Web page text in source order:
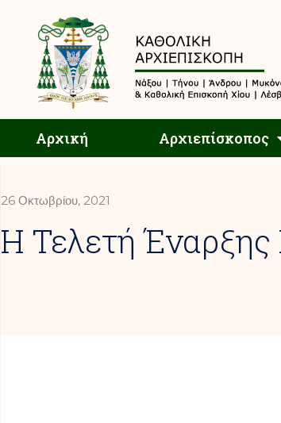
Αρχική Αρχιεπίσκοπος
26 Οκτωβρίου, 2021
Η Τελετή